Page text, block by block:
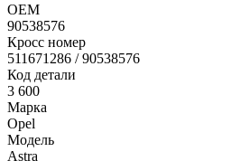
ОЕМ
90538576
Кросс номер
511671286 / 90538576
Код детали
3 600
Марка
Opel
Модель
Astra